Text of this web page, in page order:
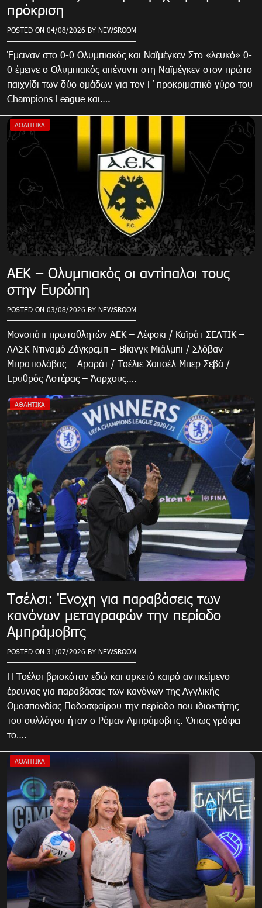
πρόκριση
POSTED ON 04/08/2026 BY NEWSROOM
Έμειναν στο 0-0 Ολυμπιακός και Ναϊμέγκεν Στο «λευκό» 0-
0 έμεινε ο Ολυμπιακός απέναντι στη Ναϊμέγκεν στον πρώτο
παιχνίδι των δύο ομάδων για τον Γ’ προκριματικό γύρο του
Champions League και….
ΑΘΛΗΤΙΚΑ
ΑΕΚ – Ολυμπιακός οι αντίπαλοι τους
στην Ευρώπη
POSTED ON 03/08/2026 BY NEWSROOM
Μονοπάτι πρωταθλητών ΑΕΚ – Λέφσκι / Καϊράτ ΣΕΛΤΙΚ –
ΛΑΣΚ Ντιναμό Ζάγκρεμπ – Βίκινγκ Μιάλμπι / Σλόβαν
Μπρατισλάβας – Αραράτ / Τσέλιε Χαποέλ Μπερ Σεβά /
Ερυθρός Αστέρας – Άαρχους….
ΑΘΛΗΤΙΚΑ
Τσέλσι: Ένοχη για παραβάσεις των
κανόνων μεταγραφών την περίοδο
Αμπράμοβιτς
POSTED ON 31/07/2026 BY NEWSROOM
Η Τσέλσι βρισκόταν εδώ και αρκετό καιρό αντικείμενο
έρευνας για παραβάσεις των κανόνων της Αγγλικής
Ομοσπονδίας Ποδοσφαίρου την περίοδο που ιδιοκτήτης
του συλλόγου ήταν ο Ρόμαν Αμπράμοβιτς. Όπως γράφει
το….
ΑΘΛΗΤΙΚΑ